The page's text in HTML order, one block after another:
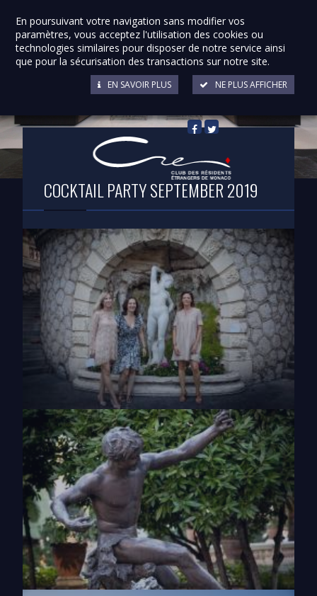
COCKTAIL PARTY SEPTEMBER 2019
En poursuivant votre navigation sans modifier vos
paramètres, vous acceptez l'utilisation des cookies ou
technologies similaires pour disposer de notre service ainsi
que pour la sécurisation des transactions sur notre site.
NE PLUS AFFICHER
EN SAVOIR PLUS